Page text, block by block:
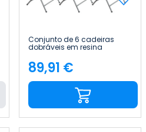
Conjunto de 6 cadeiras
dobráveis em resina
7house
Preço
89,91 €